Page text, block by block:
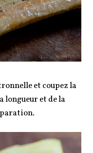
et coupez la
longueur et de la